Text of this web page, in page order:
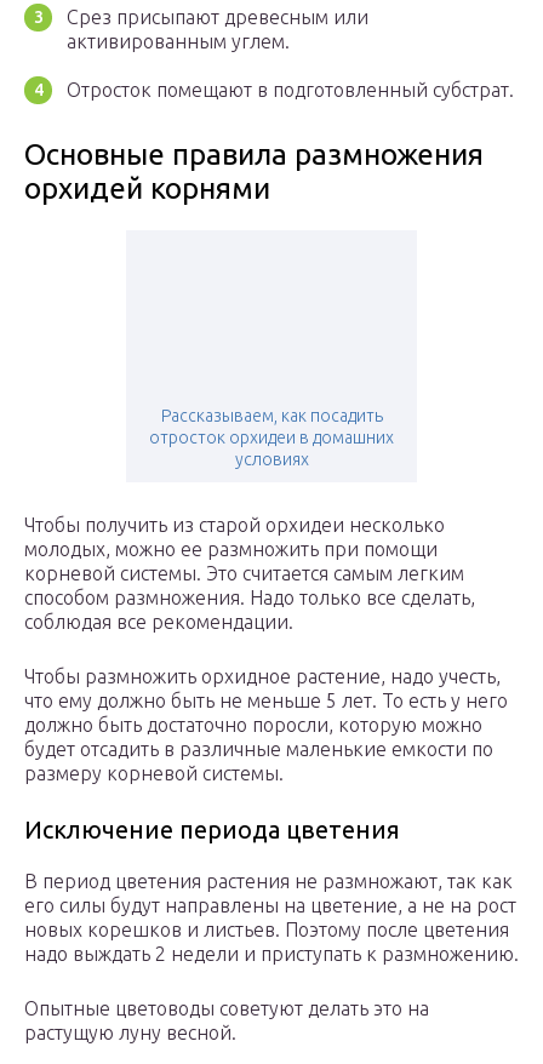
Срез присыпают древесным или
активированным углем.
Отросток помещают в подготовленный субстрат.
Основные правила размножения
орхидей корнями
Рассказываем, как посадить
отросток орхидеи в домашних
условиях
Чтобы получить из старой орхидеи несколько
молодых, можно ее размножить при помощи
корневой системы. Это считается самым легким
способом размножения. Надо только все сделать,
соблюдая все рекомендации.
Чтобы размножить орхидное растение, надо учесть,
что ему должно быть не меньше 5 лет. То есть у него
должно быть достаточно поросли, которую можно
будет отсадить в различные маленькие емкости по
размеру корневой системы.
Исключение периода цветения
В период цветения растения не размножают, так как
его силы будут направлены на цветение, а не на рост
новых корешков и листьев. Поэтому после цветения
надо выждать 2 недели и приступать к размножению.
Опытные цветоводы советуют делать это на
растущую луну весной.